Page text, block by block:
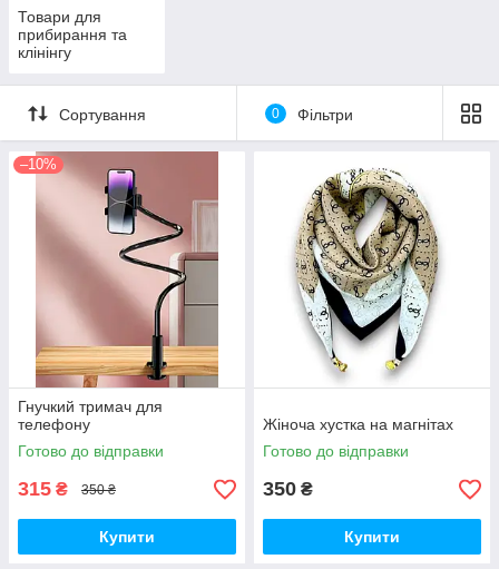
Товари для
прибирання та
клінінгу
Сортування 0 Фільтри
–10%
Гнучкий тримач для
телефону
Готово до відправки
315 ₴ 350 ₴
Купити
Жіноча хустка на магнітах
Готово до відправки
350 ₴
Купити